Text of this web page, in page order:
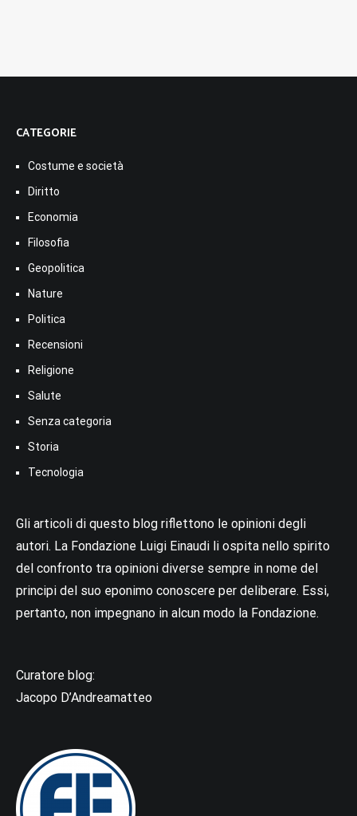
CATEGORIE
Costume e società
Diritto
Economia
Filosofia
Geopolitica
Nature
Politica
Recensioni
Religione
Salute
Senza categoria
Storia
Tecnologia
Gli articoli di questo blog riflettono le opinioni degli
autori. La Fondazione Luigi Einaudi li ospita nello spirito
del confronto tra opinioni diverse sempre in nome del
principi del suo eponimo conoscere per deliberare. Essi,
pertanto, non impegnano in alcun modo la Fondazione.
Curatore blog:
Jacopo D’Andreamatteo